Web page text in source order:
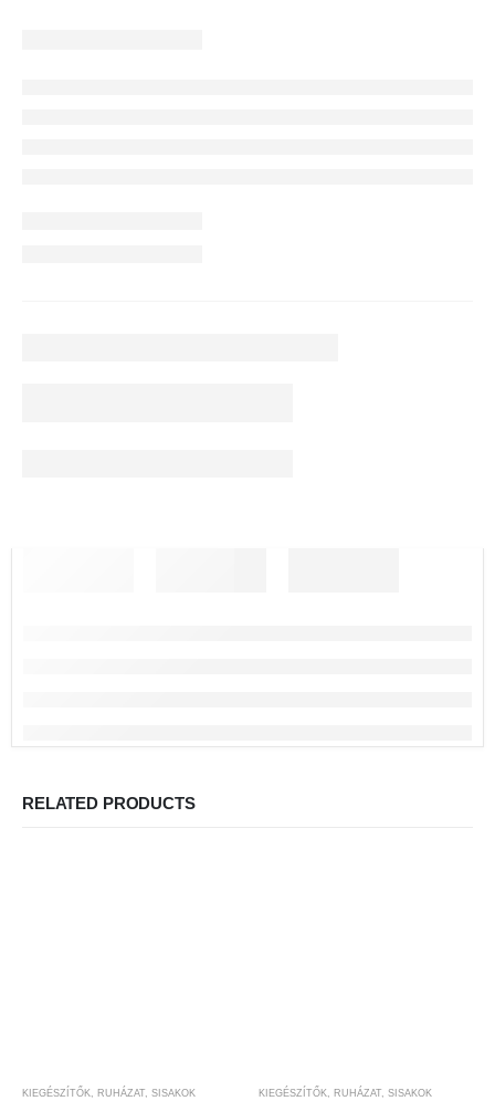
RELATED PRODUCTS
KIEGÉSZÍTŐK, RUHÁZAT, SISAKOK KIEGÉSZÍTŐK, RUHÁZAT, SISAKOK